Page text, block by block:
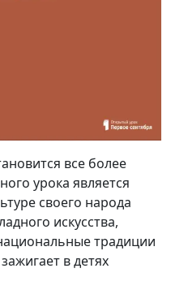
все более
урока является
своего народа
искусства,
традиции
в детях